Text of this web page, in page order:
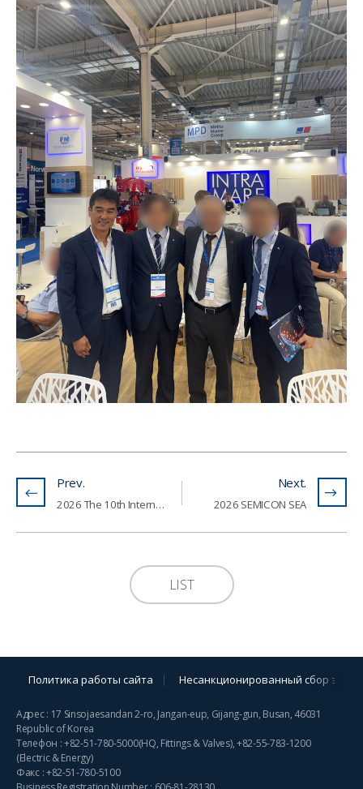
Prev.
2026 The 10th International Hydrogen and Fuel Cell Vehicle Congress (FCVC)
Next.
2026 SEMICON SEA
LIST
Политика работы сайта Несанкционированный сбор
Адрес : 17 Sinsojaesandan 2-ro, Jangan-eup, Gijang-gun, Busan, 46031
Republic of Korea
Телефон :+82-51-780-5000(HQ, Fittings & Valves),+82-55-783-1200
(Electric & Energy)
Факс : +82-51-780-5100